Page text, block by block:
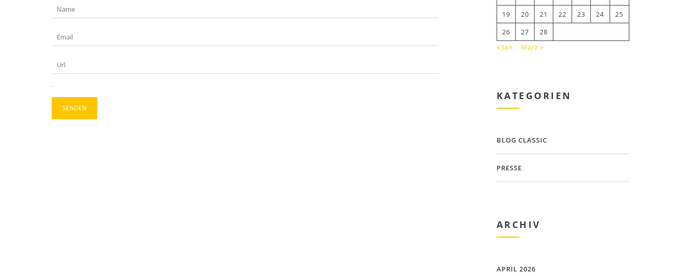
19
20 21 22 23 24
25
26
27
28
« Jan.
März »
KATEGORIEN
BLOG CLASSIC
PRESSE
ARCHIV
APRIL 2026